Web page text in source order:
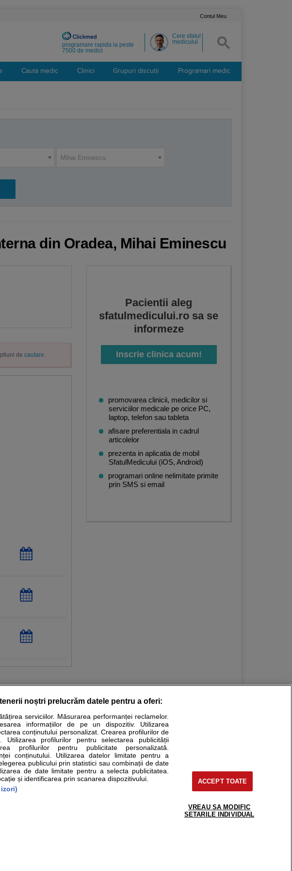
Contul Meu
Cere sfatul
medicului
programare rapida la peste
7500 de medici
Cauta medic Clinici Grupuri discutii Programari medic
Mihai Eminescu
din Oradea, Mihai Eminescu
de cautare.
Pacientii aleg
sfatulmedicului.ro sa se
informeze
Inscrie clinica acum!
promovarea clinicii, medicilor si
serviciilor medicale pe orice PC,
laptop, telefon sau tableta
afisare preferentiala in cadrul
articolelor
prezenta in aplicatia de mobil
SfatulMedicului (iOS, Android)
programari online nelimitate primite
prin SMS si email
Calculatoare Stiri medicale
au scop informativ si educational. Ele nu pot substitui consultul medical direct si
pe sfatulmedicului.ro sa consultati fie medicul Dvs., fie unul dintre medicii pe care
support@sfatulmedicului.ro
noștri prelucrăm datele pentru a oferi:
serviciilor. Măsurarea performanței reclamelor.
informațiilor de pe un dispozitiv. Utilizarea
conținutului personalizat. Crearea profilurilor de
Utilizarea profilurilor pentru selectarea publicității
profilurilor pentru publicitate personalizată.
conținutului. Utilizarea datelor limitate pentru a
publicului prin statistici sau combinații de date
de date limitate pentru a selecta publicitatea.
și identificarea prin scanarea dispozitivului.
ACCEPT TOATE
VREAU SA MODIFIC
SETARILE INDIVIDUAL